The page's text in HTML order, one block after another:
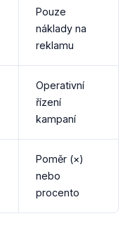
Pouze
náklady na
reklamu
Operativní
řízení
kampaní
Poměr (×)
nebo
procento